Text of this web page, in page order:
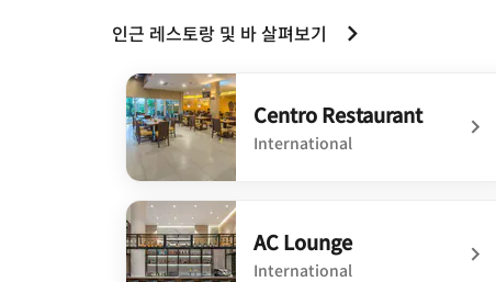
인근 레스토랑 및 바 살펴보기
Centro Restaurant
International
undefined Centro Restaurant
AC Lounge
International